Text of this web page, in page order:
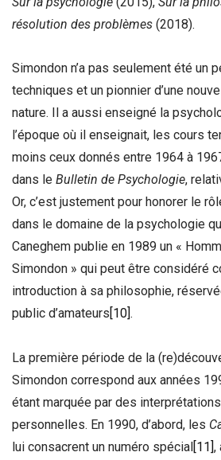
résolution des problèmes (2018).
Simondon n’a pas seulement été un
techniques et un pionnier d’une
nature. Il a aussi enseigné la
l’époque où il enseignait, les cours
moins ceux donnés entre 1964 à
dans le Bulletin de Psychologie,
Or, c’est justement pour honorer le
dans le domaine de la psychologie
Caneghem publie en 1989 un «
Simondon » qui peut être considéré
introduction à sa philosophie,
public d’amateurs [10] .
La première période de la
Simondon correspond aux années
étant marquée par des
personnelles. En 1990, d’abord, les
lui consacrent un numéro spécial[11],